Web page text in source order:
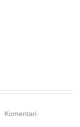
Komentari